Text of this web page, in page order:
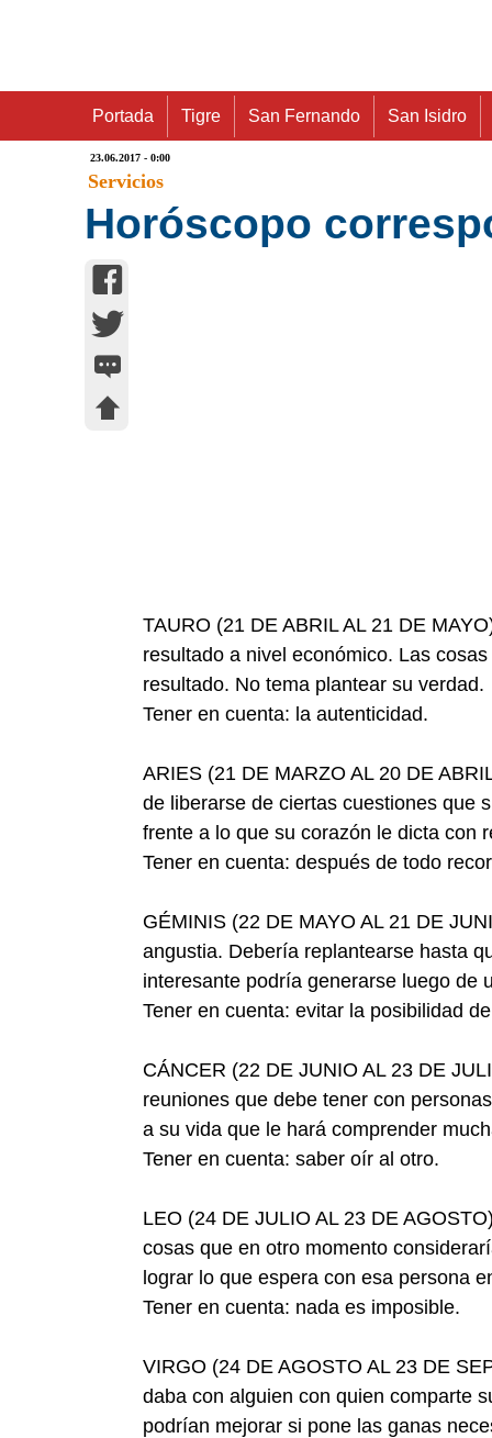
Portada Tigre San Fernando San Isidro
23.06.2017 - 0:00
Servicios
Horóscopo
TAURO (21 DE ABRIL AL 21 DE
resultado a nivel económico. Las
resultado. No tema plantear su verdad.
Tener en cuenta: la autenticidad.
ARIES (21 DE MARZO AL 20 DE
de liberarse de ciertas cuestiones que
frente a lo que su corazón le dicta con
Tener en cuenta: después de todo
GÉMINIS (22 DE MAYO AL 21 DE
angustia. Debería replantearse hasta
interesante podría generarse luego de
Tener en cuenta: evitar la posibilidad
CÁNCER (22 DE JUNIO AL 23 DE
reuniones que debe tener con
a su vida que le hará comprender
Tener en cuenta: saber oír al otro.
LEO (24 DE JULIO AL 23 DE
cosas que en otro momento
lograr lo que espera con esa persona
Tener en cuenta: nada es imposible.
VIRGO (24 DE AGOSTO AL 23 DE
daba con alguien con quien comparte
podrían mejorar si pone las ganas